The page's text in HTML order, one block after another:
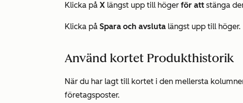
Klicka på X längst upp till höger för att stänga
Klicka på Spara och avsluta längst upp till höger.
Använd kortet Produkthistorik
När du har lagt till kortet i den mellersta
företagsposter.